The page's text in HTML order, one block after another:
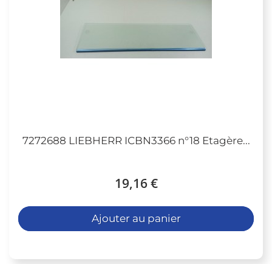
7272688 LIEBHERR ICBN3366 n°18 Etagère...
19,16 €
Ajouter au panier